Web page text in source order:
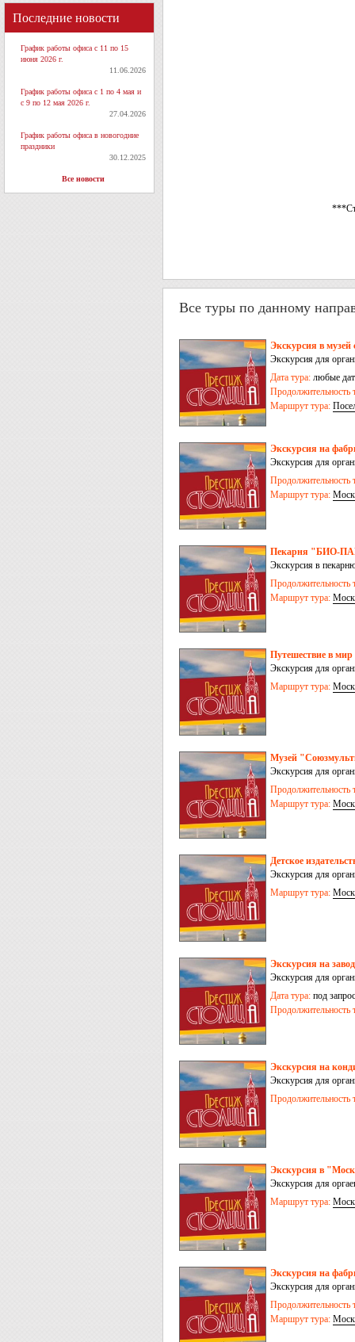
Последние новости
График работы офиса с 11 по 15
июня 2026 г.
11.06.2026
График работы офиса с 1 по 4 мая и
с 9 по 12 мая 2026 г.
27.04.2026
График работы офиса в новогодние
праздники
30.12.2025
Все новости
Все туры по данному
Экскурсия в
Экскурсия для
Дата тура: любые
Продолжительность
Маршрут тура:
Экскурсия на
Экскурсия для
Продолжительность
Маршрут тура:
Пекарня "БИО-
Экскурсия в
Продолжительность
Маршрут тура:
Путешествие в
Экскурсия для
Маршрут тура:
Музей
Экскурсия для
Продолжительность
Маршрут тура:
Детское
Экскурсия для
Маршрут тура:
Экскурсия на
Экскурсия для
Дата тура: под запрос
Продолжительность
Экскурсия на
Экскурсия для
Продолжительность
Экскурсия в
Экскурсия для
Маршрут тура:
Экскурсия на
Экскурсия для
Продолжительность
Маршрут тура: